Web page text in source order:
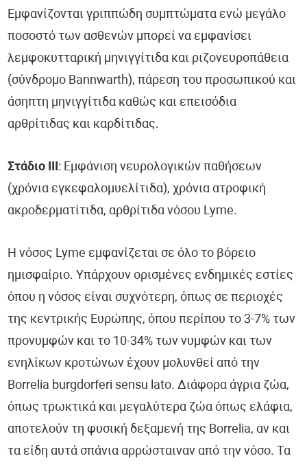
Εμφανίζονται γριππώδη συμπτώματα ενώ μεγάλο
ποσοστό των ασθενών μπορεί να εμφανίσει
λεμφοκυτταρική μηνιγγίτιδα και ριζονευροπάθεια
(σύνδρομο Bannwarth), πάρεση του προσωπικού και
άσηπτη μηνιγγίτιδα καθώς και επεισόδια
αρθρίτιδας και καρδίτιδας.
Στάδιο ΙΙΙ: Εμφάνιση νευρολογικών παθήσεων
(χρόνια εγκεφαλομυελίτιδα), χρόνια ατροφική
ακροδερματίτιδα, αρθρίτιδα νόσου Lyme.
Η νόσος Lyme εμφανίζεται σε όλο το βόρειο
ημισφαίριο. Υπάρχουν ορισμένες ενδημικές εστίες
όπου η νόσος είναι συχνότερη, όπως σε περιοχές
της κεντρικής Ευρώπης, όπου περίπου το 3-7% των
προνυμφών και το 10-34% των νυμφών και των
ενηλίκων κροτώνων έχουν μολυνθεί από την
Borrelia burgdorferi sensu lato. Διάφορα άγρια ζώα,
όπως τρωκτικά και μεγαλύτερα ζώα όπως ελάφια,
αποτελούν τη φυσική δεξαμενή της Borrelia, αν και
τα είδη αυτά σπάνια αρρώσταιναν από την νόσο. Τα